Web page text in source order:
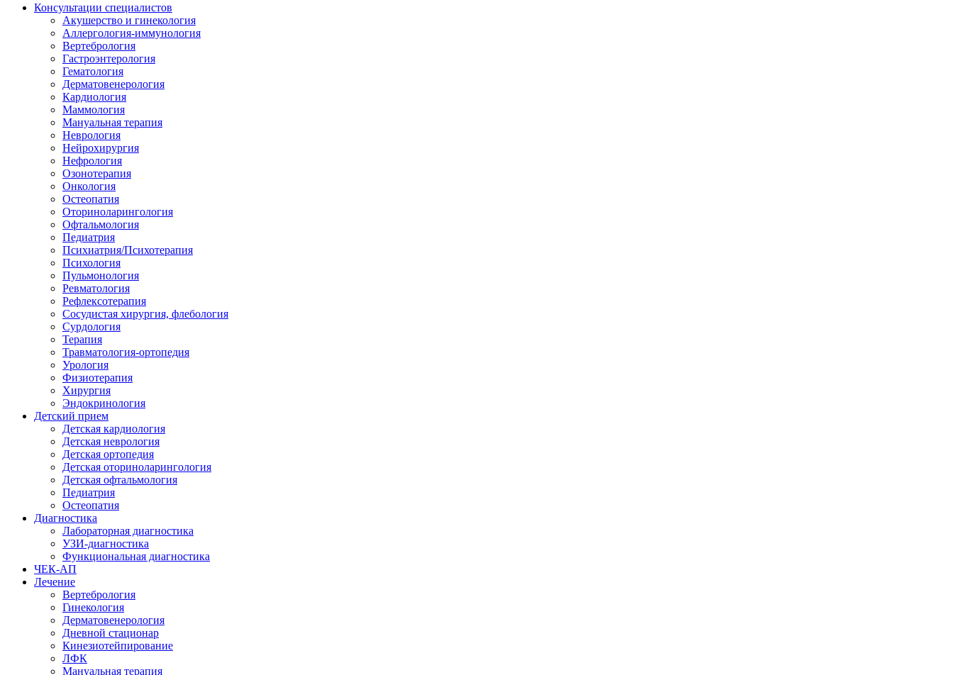
Консультации специалистов
Акушерство и гинекология
Аллергология-иммунология
Вертебрология
Гастроэнтерология
Гематология
Дерматовенерология
Кардиология
Маммология
Мануальная терапия
Неврология
Нейрохирургия
Нефрология
Озонотерапия
Онкология
Остеопатия
Оториноларингология
Офтальмология
Педиатрия
Психиатрия/Психотерапия
Психология
Пульмонология
Ревматология
Рефлексотерапия
Сосудистая хирургия, флебология
Сурдология
Терапия
Травматология-ортопедия
Урология
Физиотерапия
Хирургия
Эндокринология
Детский прием
Детская кардиология
Детская неврология
Детская ортопедия
Детская оториноларингология
Детская офтальмология
Педиатрия
Остеопатия
Диагностика
Лабораторная диагностика
УЗИ-диагностика
Функциональная диагностика
ЧЕК-АП
Лечение
Вертебрология
Гинекология
Дерматовенерология
Дневной стационар
Кинезиотейпирование
ЛФК
Мануальная терапия